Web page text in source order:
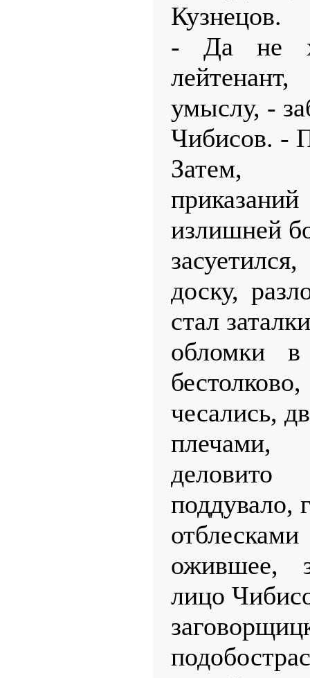
Кузнецов.
- Да не
умыслу, -
Чибисов. -
Затем,
излишней
доску,
стал
обломки
чесались,
плечами,
поддувало,
ожившее,
лицо